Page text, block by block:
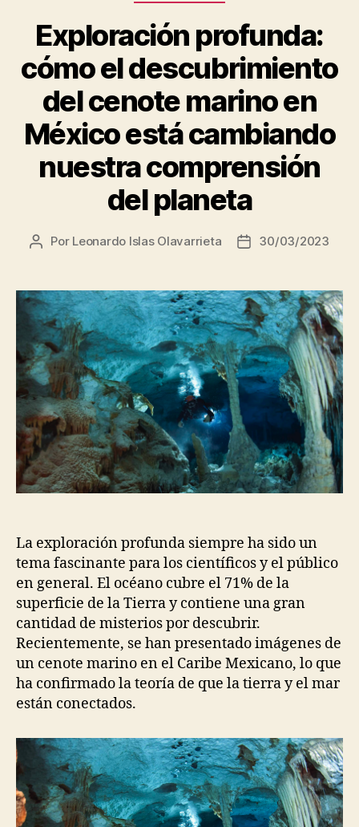
Exploración profunda:
cómo el descubrimiento
del cenote marino en
México está cambiando
nuestra comprensión
del planeta
Autor
entrada
Por Leonardo Islas Olavarrieta
Fecha
entrada
30/03/2023
La exploración profunda siempre ha sido un
tema fascinante para los científicos y el público
en general. El océano cubre el 71% de la
superficie de la Tierra y contiene una gran
cantidad de misterios por descubrir.
Recientemente, se han presentado imágenes de
un cenote marino en el Caribe Mexicano, lo que
ha confirmado la teoría de que la tierra y el mar
están conectados.